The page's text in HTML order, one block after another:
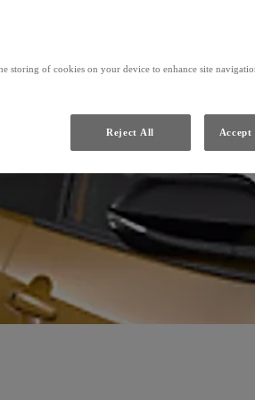
storing of cookies on your device to enhance site
Reject All Accept